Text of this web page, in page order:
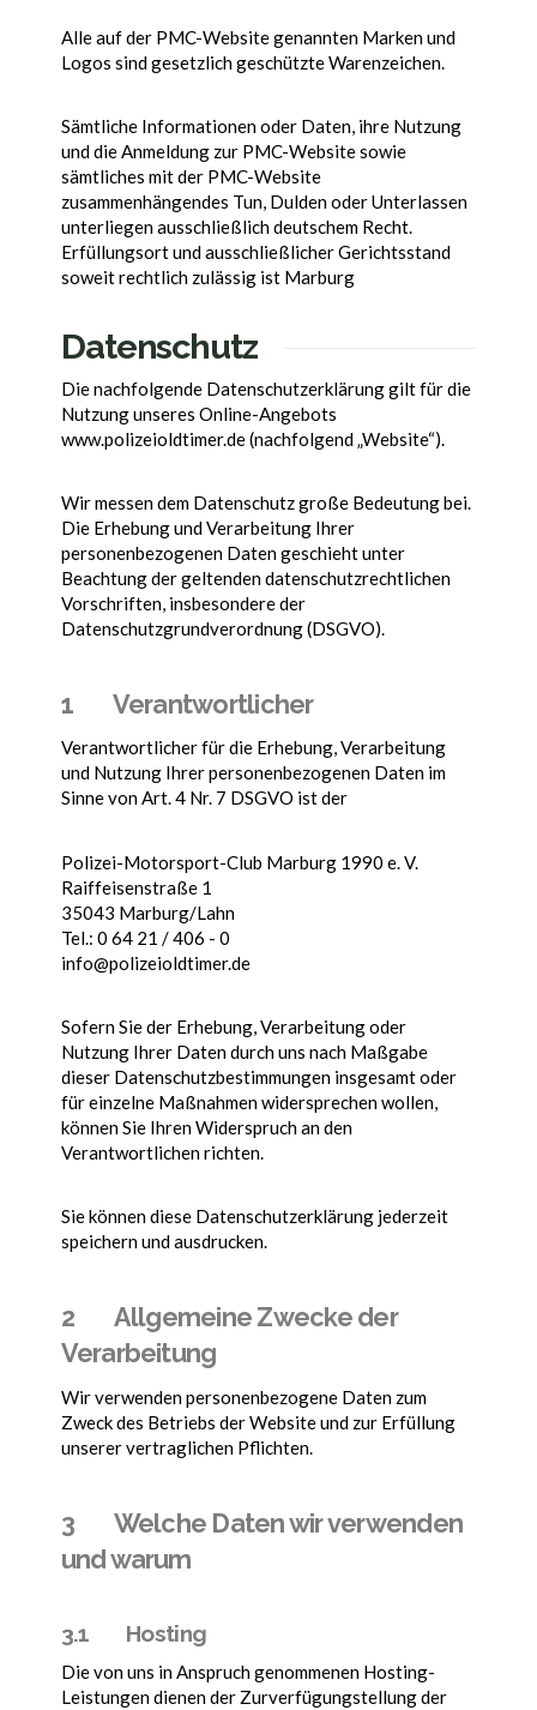
Alle auf der PMC-Website genannten Marken und
Logos sind gesetzlich geschützte Warenzeichen.
Sämtliche Informationen oder Daten, ihre Nutzung
und die Anmeldung zur PMC-Website sowie
sämtliches mit der PMC-Website
zusammenhängendes Tun, Dulden oder Unterlassen
unterliegen ausschließlich deutschem Recht.
Erfüllungsort und ausschließlicher Gerichtsstand
soweit rechtlich zulässig ist Marburg
Datenschutz
Die nachfolgende Datenschutzerklärung gilt für die
Nutzung unseres Online-Angebots
www.polizeioldtimer.de (nachfolgend „Website“).
Wir messen dem Datenschutz große Bedeutung bei.
Die Erhebung und Verarbeitung Ihrer
personenbezogenen Daten geschieht unter
Beachtung der geltenden datenschutzrechtlichen
Vorschriften, insbesondere der
Datenschutzgrundverordnung (DSGVO).
1 Verantwortlicher
Verantwortlicher für die Erhebung, Verarbeitung
und Nutzung Ihrer personenbezogenen Daten im
Sinne von Art. 4 Nr. 7 DSGVO ist der
Polizei-Motorsport-Club Marburg 1990 e. V.
Raiffeisenstraße 1
35043 Marburg/Lahn
Tel.: 0 64 21 / 406 - 0
info@polizeioldtimer.de
Sofern Sie der Erhebung, Verarbeitung oder
Nutzung Ihrer Daten durch uns nach Maßgabe
dieser Datenschutzbestimmungen insgesamt oder
für einzelne Maßnahmen widersprechen wollen,
können Sie Ihren Widerspruch an den
Verantwortlichen richten.
Sie können diese Datenschutzerklärung jederzeit
speichern und ausdrucken.
2 Allgemeine Zwecke der
Verarbeitung
Wir verwenden personenbezogene Daten zum
Zweck des Betriebs der Website und zur Erfüllung
unserer vertraglichen Pflichten.
3 Welche Daten wir verwenden
und warum
3.1 Hosting
Die von uns in Anspruch genommenen Hosting-
Leistungen dienen der Zurverfügungstellung der